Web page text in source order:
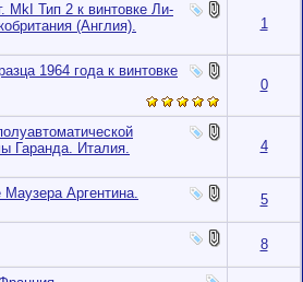
MkI Тип 2 к винтовке Ли-
(Англия).
1
1964 года к винтовке
0
Гаранда. Италия.
4
Маузера Аргентина. 5
8